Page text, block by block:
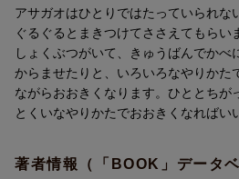
アサガオはひとりではたっていられな
ぐるぐるとまきつけてささえてもらい
しょくぶつがいて、きゅうばんでかべ
からませたりと、いろいろなやりかた
ながらおおきくなります。ひととちが
とくいなやりかたでおおきくなればい
著者情報（「BOOK」データベ